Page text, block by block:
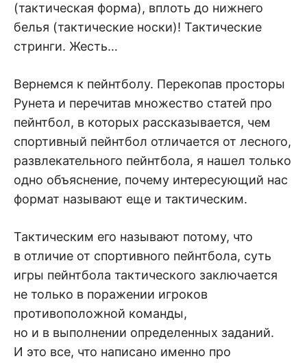
(тактическая форма), вплоть до нижнего
белья (тактические носки)! Тактические
стринги. Жесть…
Вернемся к пейнтболу. Перекопав просторы
Рунета и перечитав множество статей про
пейнтбол, в которых рассказывается, чем
спортивный пейнтбол отличается от лесного,
развлекательного пейнтбола, я нашел только
одно объяснение, почему интересующий нас
формат называют еще и тактическим.
Тактическим его называют потому, что
в отличие от спортивного пейнтбола, суть
игры пейнтбола тактического заключается
не только в поражении игроков
противоположной команды,
но и в выполнении определенных заданий.
И это все, что написано именно про